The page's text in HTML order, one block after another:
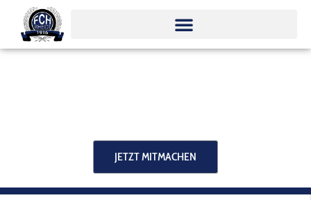
Inhalt
springen
JETZT MITMACHEN